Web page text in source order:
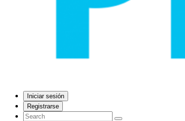
Iniciar sesión
Registrarse